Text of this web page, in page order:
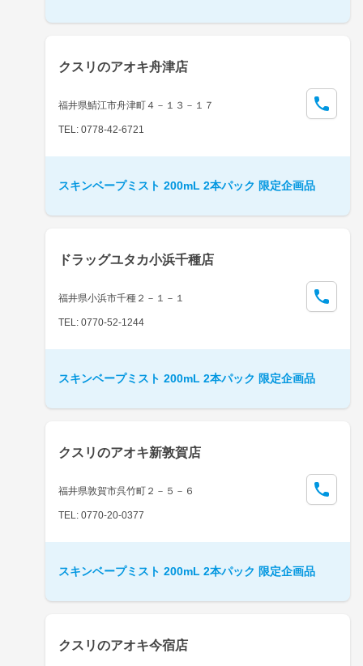
クスリのアオキ舟津店
福井県鯖江市舟津町４－１３－１７
TEL: 0778-42-6721
スキンベープミスト 200mL 2本パック 限定企画品
ドラッグユタカ小浜千種店
福井県小浜市千種２－１－１
TEL: 0770-52-1244
スキンベープミスト 200mL 2本パック 限定企画品
クスリのアオキ新敦賀店
福井県敦賀市呉竹町２－５－６
TEL: 0770-20-0377
スキンベープミスト 200mL 2本パック 限定企画品
クスリのアオキ今宿店